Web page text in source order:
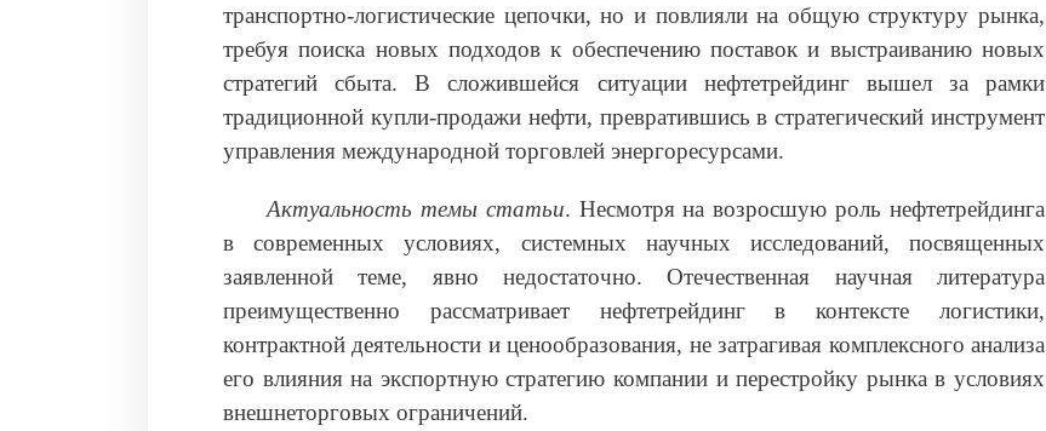
транспортно-логистические цепочки, но и повлияли на общую структуру рынка,
требуя поиска новых подходов к обеспечению поставок и выстраиванию новых
стратегий сбыта. В сложившейся ситуации нефтетрейдинг вышел за рамки
традиционной купли-продажи нефти, превратившись в стратегический инструмент
управления международной торговлей энергоресурсами.
Актуальность темы статьи. Несмотря на возросшую роль нефтетрейдинга
в современных условиях, системных научных исследований, посвященных
заявленной теме, явно недостаточно. Отечественная научная литература
преимущественно рассматривает нефтетрейдинг в контексте логистики,
контрактной деятельности и ценообразования, не затрагивая комплексного анализа
его влияния на экспортную стратегию компании и перестройку рынка в условиях
внешнеторговых ограничений.